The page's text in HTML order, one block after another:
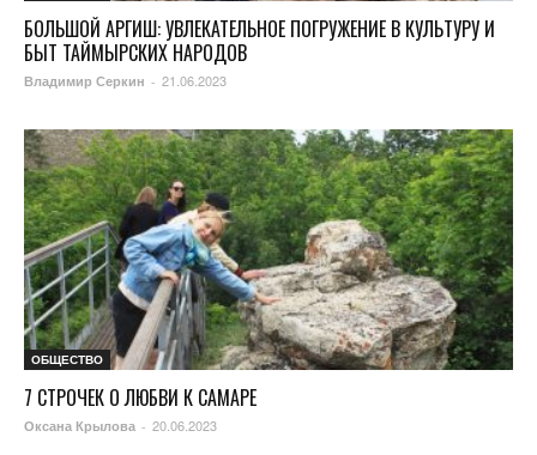
БОЛЬШОЙ АРГИШ: УВЛЕКАТЕЛЬНОЕ ПОГРУЖЕНИЕ В КУЛЬТУРУ И
БЫТ ТАЙМЫРСКИХ НАРОДОВ
Владимир Серкин - 21.06.2023
ОБЩЕСТВО
7 СТРОЧЕК О ЛЮБВИ К САМАРЕ
Оксана Крылова - 20.06.2023